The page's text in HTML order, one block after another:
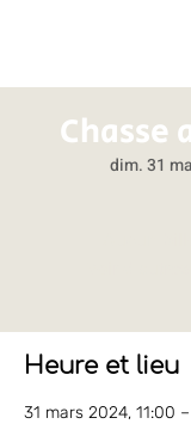
Chasse
dim. 31
Heure et lieu
31 mars 2024, 11:00